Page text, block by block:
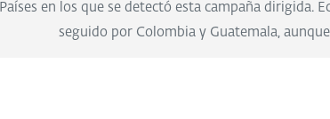
Países en los que se detectó esta campaña dirigida.
seguido por Colombia y Guatemala,